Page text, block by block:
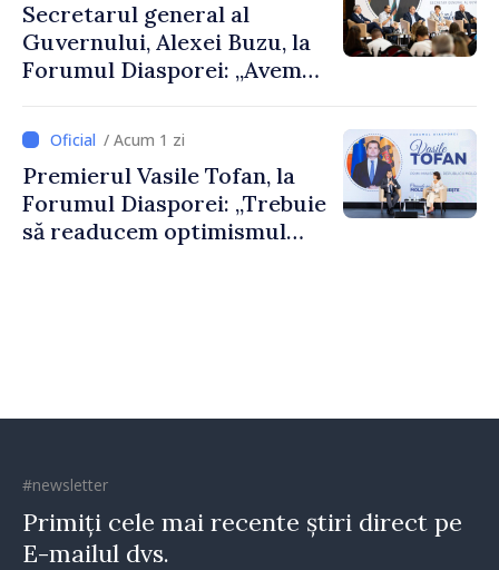
Secretarul general al
Guvernului, Alexei Buzu, la
Forumul Diasporei: „Avem
dumneavoastră pentru a
construi comunități mai
puternice”
/ Acum 1 zi
Premierul Vasile Tofan, la
Forumul Diasporei: „Trebuie
să readucem optimismul
#newsletter
Primiți cele mai recente știri direct pe
E-mailul dvs.